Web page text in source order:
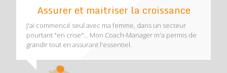
Assurer et maitriser la croissance
J'ai commencé seul avec ma femme, dans un secteur
pourtant "en crise"... Mon Coach-Manager m'a permis de
grandir tout en assurant l'essentiel.